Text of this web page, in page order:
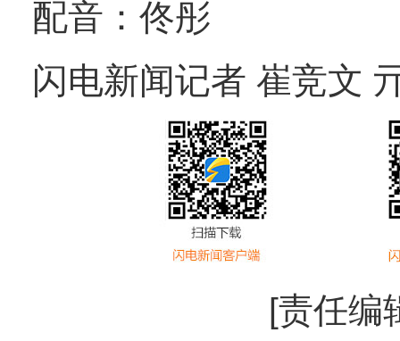
配音：佟彤
闪电新闻记者 崔竞文
[责任编